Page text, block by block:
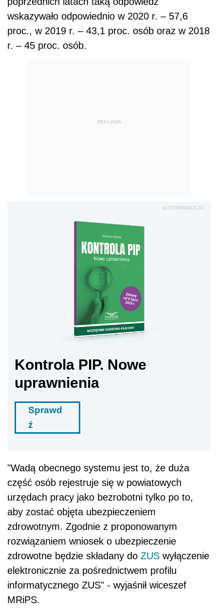
wskazywało odpowiednio w 2020 r. – 57,6
proc., w 2019 r. – 43,1 proc. osób oraz w 2018
r. – 45 proc. osób.
REKLAMA
AUTOPROMOCJA
Kontrola PIP. Nowe
uprawnienia
Sprawd
ź
"Wadą obecnego systemu jest to, że duża
część osób rejestruje się w powiatowych
urzędach pracy jako bezrobotni tylko po to,
aby zostać objęta ubezpieczeniem
zdrowotnym. Zgodnie z proponowanym
rozwiązaniem wniosek o ubezpieczenie
zdrowotne będzie składany do ZUS wyłączenie
elektronicznie za pośrednictwem profilu
informatycznego ZUS" - wyjaśnił wiceszef
MRiPS.